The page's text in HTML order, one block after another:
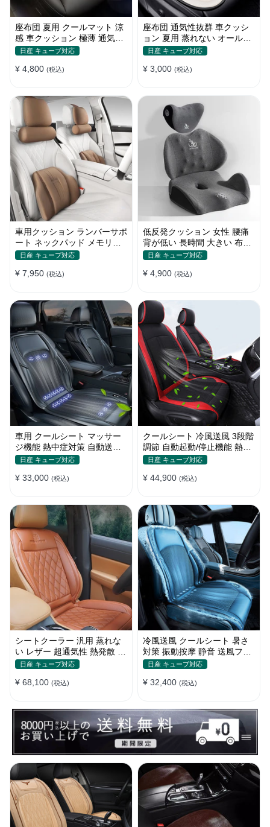
座布団 夏用 クールマット 涼
感 車クッション 極薄 通気性
丸洗いOK すずしい
日産 キューブ対応
¥ 4,800 (税込)
座布団 通気性抜群 車クッシ
ョン 夏用 蒸れない オールシ
ーズン おしゃれ
日産 キューブ対応
¥ 3,000 (税込)
車用クッション ランバーサポ
ート ネックパッド メモリー
フォーム 疲労回復
日産 キューブ対応
¥ 7,950 (税込)
低反発クッション 女性 腰痛
背が低い 長時間 大きい 布団
おしゃれ 運転 疲労回復
日産 キューブ対応
¥ 4,900 (税込)
車用 クールシート マッサー
ジ機能 熱中症対策 自動送風/
停止機能 24個強力ファン 取
日産 キューブ対応
¥ 33,000 (税込)
クールシート 冷風送風 3段階
調節 自動起動/停止機能 熱中
症対策 夏 暑さ対策 取付簡単
日産 キューブ対応
¥ 44,900 (税込)
シートクーラー 汎用 蒸れな
い レザー 超通気性 熱発散 5
段階風量 涼しい 冷却 夏 四季
日産 キューブ対応
¥ 68,100 (税込)
冷風送風 クールシート 暑さ
対策 振動按摩 静音 送風ファ
ン 簡単装着 ベルト式 メッシ
日産 キューブ対応
¥ 32,400 (税込)